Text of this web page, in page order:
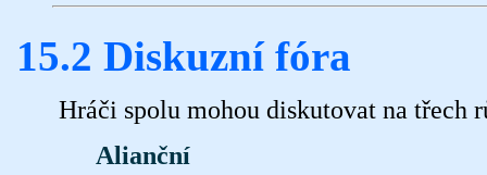
15.2 Diskuzní fóra
Hráči spolu mohou diskutovat na třech
Alianční